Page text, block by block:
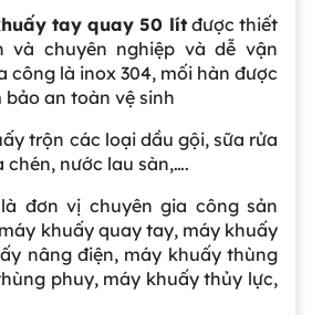
tay quay 50 lítđược thiết
và chuyên nghiệp và dễ vận
công là inox 304, mối hàn được
bảo an toàn vệ sinh
trộn các loại dầu gội, sữa rửa
chén, nước lau sàn,….
đơn vị chuyên gia công sản
khuấy quay tay, máy khuấy
nâng điện, máy khuấy thùng
phuy, máy khuấy thủy lực,